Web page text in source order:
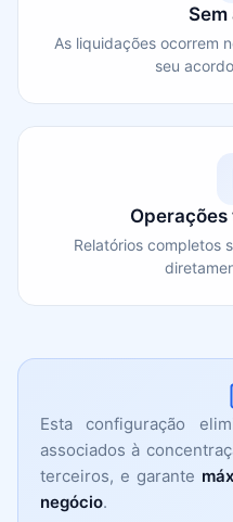
Sem
As liquidações ocorrem
seu
Relatórios completos
Esta configuração
associados à
terceiros, e garante
negócio.